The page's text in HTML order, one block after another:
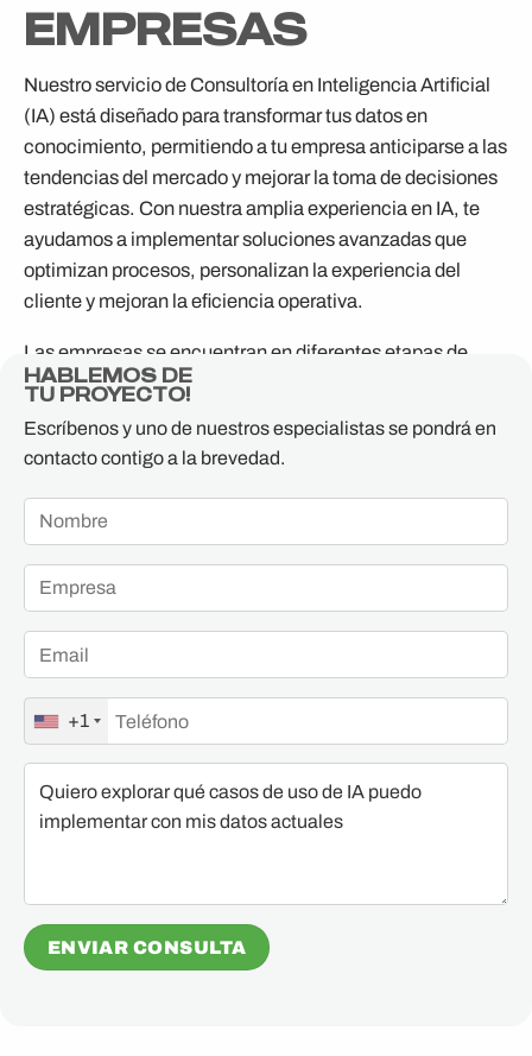
EMPRESAS
Nuestro servicio de Consultoría en Inteligencia Artificial
(IA) está diseñado para transformar tus datos en
conocimiento, permitiendo a tu empresa anticiparse a las
tendencias del mercado y mejorar la toma de decisiones
estratégicas. Con nuestra amplia experiencia en IA, te
ayudamos a implementar soluciones avanzadas que
optimizan procesos, personalizan la experiencia del
cliente y mejoran la eficiencia operativa.
Las empresas se encuentran en diferentes etapas de
madurez tecnológica en cuanto a la adopción de IA. Por
primeros pasos en la integración de la Inteligencia
estructurado y exitoso para alcanzar la competitividad
necesaria en un entorno empresarial cada vez más
exigente.
HABLEMOS DE
TU PROYECTO!
Escríbenos y uno de nuestros especialistas se pondrá en
contacto contigo a la brevedad.
+1